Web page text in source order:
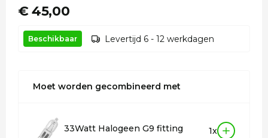
€ 45,00
Beschikbaar Levertijd 6 - 12 werkdagen
Moet worden gecombineerd met
33Watt Halogeen G9 fitting 1x